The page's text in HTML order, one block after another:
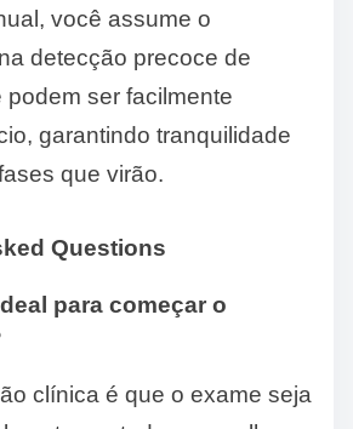
você assume o
detecção precoce de
ser facilmente
garantindo tranquilidade
que virão.
Questions
para começar o
clínica é que o exame seja